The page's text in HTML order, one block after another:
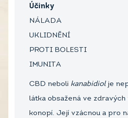
Účinky
NÁLADA
UKLIDNĚNÍ
PROTI BOLESTI
IMUNITA
CBD neboli kanabidiol je
látka obsažená ve zdravých
konopí. Její vzácnou a pro